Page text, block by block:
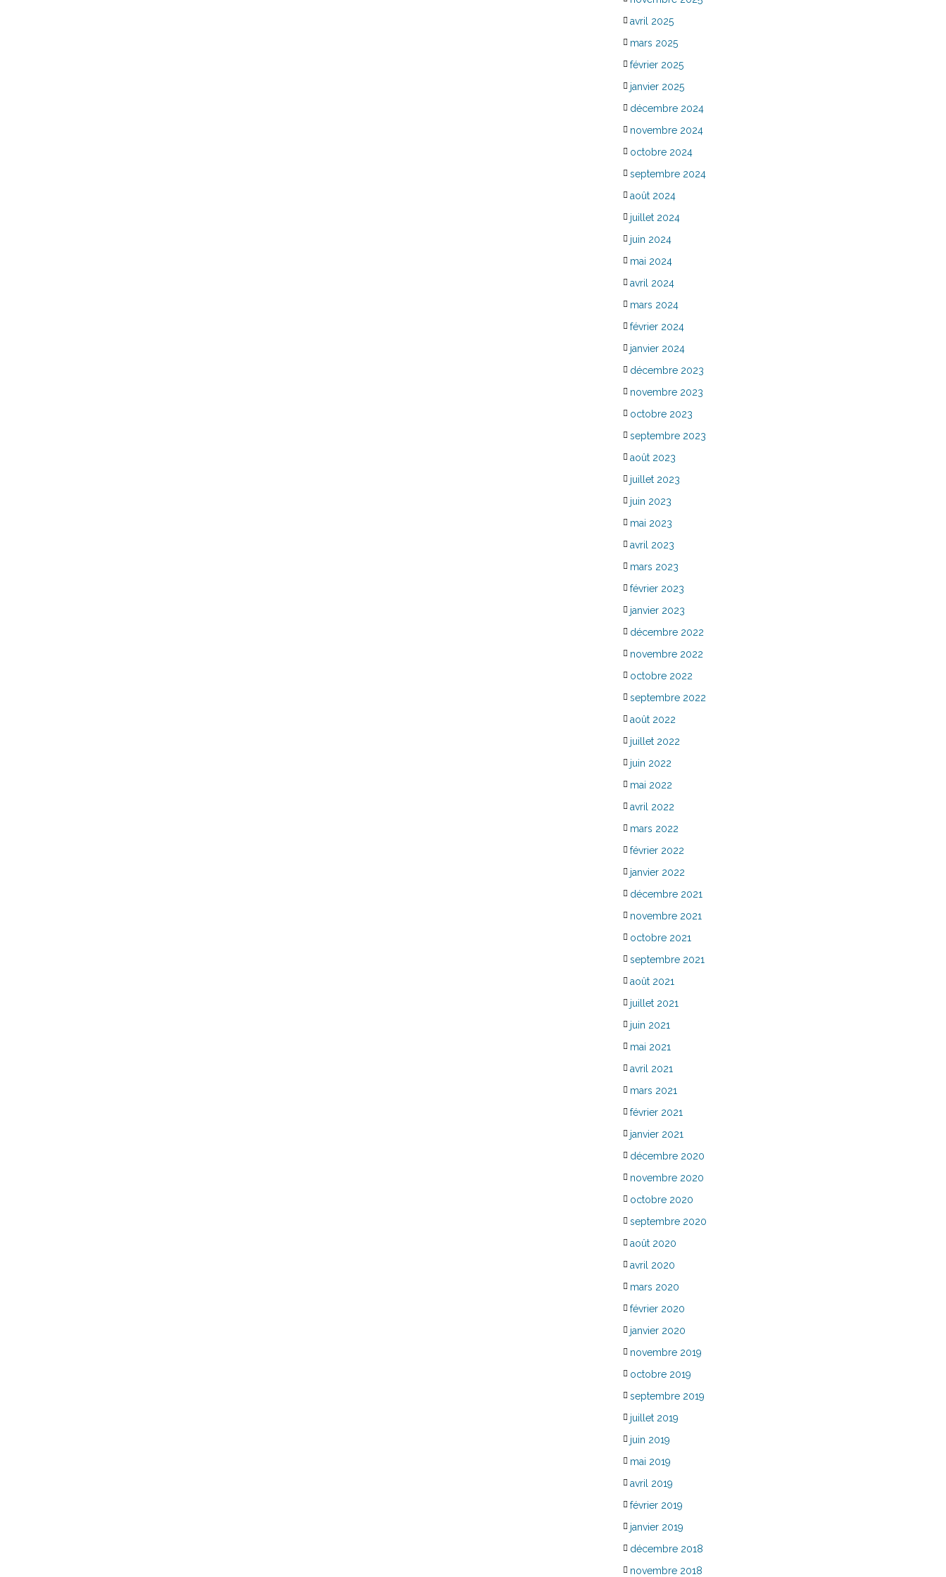
avril 2025
mars 2025
février 2025
janvier 2025
décembre 2024
novembre 2024
octobre 2024
septembre 2024
août 2024
juillet 2024
juin 2024
mai 2024
avril 2024
mars 2024
février 2024
janvier 2024
décembre 2023
novembre 2023
octobre 2023
septembre 2023
août 2023
juillet 2023
juin 2023
mai 2023
avril 2023
mars 2023
février 2023
janvier 2023
décembre 2022
novembre 2022
octobre 2022
septembre 2022
août 2022
juillet 2022
juin 2022
mai 2022
avril 2022
mars 2022
février 2022
janvier 2022
décembre 2021
novembre 2021
octobre 2021
septembre 2021
août 2021
juillet 2021
juin 2021
mai 2021
avril 2021
mars 2021
février 2021
janvier 2021
décembre 2020
novembre 2020
octobre 2020
septembre 2020
août 2020
avril 2020
mars 2020
février 2020
janvier 2020
novembre 2019
octobre 2019
septembre 2019
juillet 2019
juin 2019
mai 2019
avril 2019
février 2019
janvier 2019
décembre 2018
novembre 2018